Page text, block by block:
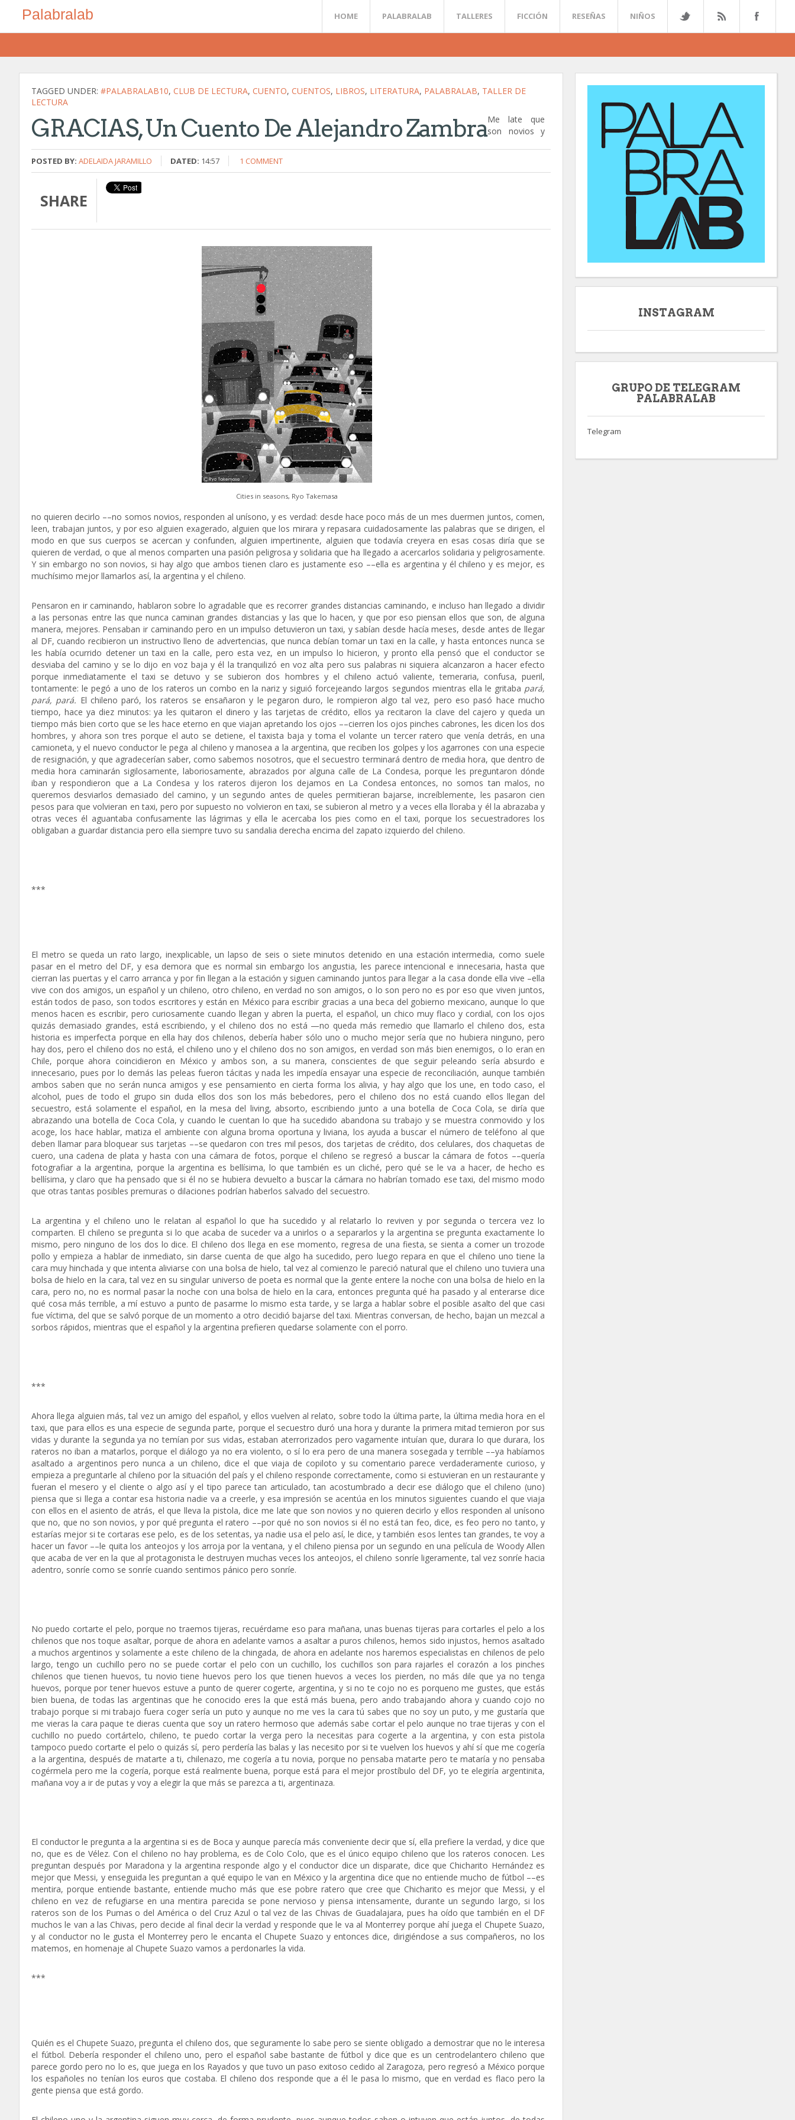
Palabralab HOME PALABRALAB TALLERES FICCIÓN RESEÑAS NIÑOS
TAGGED UNDER: #PALABRALAB10, CLUB DE LECTURA, CUENTO, CUENTOS, LIBROS, LITERATURA, PALABRALAB, TALLER DE
LECTURA
GRACIAS, Un Cuento De Alejandro Zambra
POSTED BY: ADELAIDA JARAMILLO DATED: 14:57 1 COMMENT
SHARE
Cities in seasons, Ryo Takemasa
Me late que
son novios y
no quieren decirlo ––no somos novios, responden al unísono, y es verdad: desde hace poco más de un mes duermen juntos, comen,
leen, trabajan juntos, y por eso alguien exagerado, alguien que los mirara y repasara cuidadosamente las palabras que se dirigen, el
modo en que sus cuerpos se acercan y confunden, alguien impertinente, alguien que todavía creyera en esas cosas diría que se
quieren de verdad, o que al menos comparten una pasión peligrosa y solidaria que ha llegado a acercarlos solidaria y peligrosamente.
Y sin embargo no son novios, si hay algo que ambos tienen claro es justamente eso ––ella es argentina y él chileno y es mejor, es
muchísimo mejor llamarlos así, la argentina y el chileno.
Pensaron en ir caminando, hablaron sobre lo agradable que es recorrer grandes distancias caminando, e incluso han llegado a dividir
a las personas entre las que nunca caminan grandes distancias y las que lo hacen, y que por eso piensan ellos que son, de alguna
manera, mejores. Pensaban ir caminando pero en un impulso detuvieron un taxi, y sabían desde hacía meses, desde antes de llegar
al DF, cuando recibieron un instructivo lleno de advertencias, que nunca debían tomar un taxi en la calle, y hasta entonces nunca se
les había ocurrido detener un taxi en la calle, pero esta vez, en un impulso lo hicieron, y pronto ella pensó que el conductor se
desviaba del camino y se lo dijo en voz baja y él la tranquilizó en voz alta pero sus palabras ni siquiera alcanzaron a hacer efecto
porque inmediatamente el taxi se detuvo y se subieron dos hombres y el chileno actuó valiente, temeraria, confusa, pueril,
tontamente: le pegó a uno de los rateros un combo en la nariz y siguió forcejeando largos segundos mientras ella le gritaba pará,
pará, pará. El chileno paró, los rateros se ensañaron y le pegaron duro, le rompieron algo tal vez, pero eso pasó hace mucho
tiempo, hace ya diez minutos: ya les quitaron el dinero y las tarjetas de crédito, ellos ya recitaron la clave del cajero y queda un
tiempo más bien corto que se les hace eterno en que viajan apretando los ojos ––cierren los ojos pinches cabrones, les dicen los dos
hombres, y ahora son tres porque el auto se detiene, el taxista baja y toma el volante un tercer ratero que venía detrás, en una
camioneta, y el nuevo conductor le pega al chileno y manosea a la argentina, que reciben los golpes y los agarrones con una especie
de resignación, y que agradecerían saber, como sabemos nosotros, que el secuestro terminará dentro de media hora, que dentro de
media hora caminarán sigilosamente, laboriosamente, abrazados por alguna calle de La Condesa, porque les preguntaron dónde
iban y respondieron que a La Condesa y los rateros dijeron los dejamos en La Condesa entonces, no somos tan malos, no
queremos desviarlos demasiado del camino, y un segundo antes de queles permitieran bajarse, increíblemente, les pasaron cien
pesos para que volvieran en taxi, pero por supuesto no volvieron en taxi, se subieron al metro y a veces ella lloraba y él la abrazaba y
otras veces él aguantaba confusamente las lágrimas y ella le acercaba los pies como en el taxi, porque los secuestradores los
obligaban a guardar distancia pero ella siempre tuvo su sandalia derecha encima del zapato izquierdo del chileno.
***
El metro se queda un rato largo, inexplicable, un lapso de seis o siete minutos detenido en una estación intermedia, como suele
pasar en el metro del DF, y esa demora que es normal sin embargo los angustia, les parece intencional e innecesaria, hasta que
cierran las puertas y el carro arranca y por fin llegan a la estación y siguen caminando juntos para llegar a la casa donde ella vive –ella
vive con dos amigos, un español y un chileno, otro chileno, en verdad no son amigos, o lo son pero no es por eso que viven juntos,
están todos de paso, son todos escritores y están en México para escribir gracias a una beca del gobierno mexicano, aunque lo que
menos hacen es escribir, pero curiosamente cuando llegan y abren la puerta, el español, un chico muy flaco y cordial, con los ojos
quizás demasiado grandes, está escribiendo, y el chileno dos no está —no queda más remedio que llamarlo el chileno dos, esta
historia es imperfecta porque en ella hay dos chilenos, debería haber sólo uno o mucho mejor sería que no hubiera ninguno, pero
hay dos, pero el chileno dos no está, el chileno uno y el chileno dos no son amigos, en verdad son más bien enemigos, o lo eran en
Chile, porque ahora coincidieron en México y ambos son, a su manera, conscientes de que seguir peleando sería absurdo e
innecesario, pues por lo demás las peleas fueron tácitas y nada les impedía ensayar una especie de reconciliación, aunque también
ambos saben que no serán nunca amigos y ese pensamiento en cierta forma los alivia, y hay algo que los une, en todo caso, el
alcohol, pues de todo el grupo sin duda ellos dos son los más bebedores, pero el chileno dos no está cuando ellos llegan del
secuestro, está solamente el español, en la mesa del living, absorto, escribiendo junto a una botella de Coca Cola, se diría que
abrazando una botella de Coca Cola, y cuando le cuentan lo que ha sucedido abandona su trabajo y se muestra conmovido y los
acoge, los hace hablar, matiza el ambiente con alguna broma oportuna y liviana, los ayuda a buscar el número de teléfono al que
deben llamar para bloquear sus tarjetas ––se quedaron con tres mil pesos, dos tarjetas de crédito, dos celulares, dos chaquetas de
cuero, una cadena de plata y hasta con una cámara de fotos, porque el chileno se regresó a buscar la cámara de fotos ––quería
fotografiar a la argentina, porque la argentina es bellísima, lo que también es un cliché, pero qué se le va a hacer, de hecho es
bellísima, y claro que ha pensado que si él no se hubiera devuelto a buscar la cámara no habrían tomado ese taxi, del mismo modo
que otras tantas posibles premuras o dilaciones podrían haberlos salvado del secuestro.
La argentina y el chileno uno le relatan al español lo que ha sucedido y al relatarlo lo reviven y por segunda o tercera vez lo
comparten. El chileno se pregunta si lo que acaba de suceder va a unirlos o a separarlos y la argentina se pregunta exactamente lo
mismo, pero ninguno de los dos lo dice. El chileno dos llega en ese momento, regresa de una fiesta, se sienta a comer un trozode
pollo y empieza a hablar de inmediato, sin darse cuenta de que algo ha sucedido, pero luego repara en que el chileno uno tiene la
cara muy hinchada y que intenta aliviarse con una bolsa de hielo, tal vez al comienzo le pareció natural que el chileno uno tuviera una
bolsa de hielo en la cara, tal vez en su singular universo de poeta es normal que la gente entere la noche con una bolsa de hielo en la
cara, pero no, no es normal pasar la noche con una bolsa de hielo en la cara, entonces pregunta qué ha pasado y al enterarse dice
qué cosa más terrible, a mí estuvo a punto de pasarme lo mismo esta tarde, y se larga a hablar sobre el posible asalto del que casi
fue víctima, del que se salvó porque de un momento a otro decidió bajarse del taxi. Mientras conversan, de hecho, bajan un mezcal a
sorbos rápidos, mientras que el español y la argentina prefieren quedarse solamente con el porro.
***
Ahora llega alguien más, tal vez un amigo del español, y ellos vuelven al relato, sobre todo la última parte, la última media hora en el
taxi, que para ellos es una especie de segunda parte, porque el secuestro duró una hora y durante la primera mitad temieron por sus
vidas y durante la segunda ya no temían por sus vidas, estaban aterrorizados pero vagamente intuían que, durara lo que durara, los
rateros no iban a matarlos, porque el diálogo ya no era violento, o sí lo era pero de una manera sosegada y terrible ––ya habíamos
asaltado a argentinos pero nunca a un chileno, dice el que viaja de copiloto y su comentario parece verdaderamente curioso, y
empieza a preguntarle al chileno por la situación del país y el chileno responde correctamente, como si estuvieran en un restaurante y
fueran el mesero y el cliente o algo así y el tipo parece tan articulado, tan acostumbrado a decir ese diálogo que el chileno (uno)
piensa que si llega a contar esa historia nadie va a creerle, y esa impresión se acentúa en los minutos siguientes cuando el que viaja
con ellos en el asiento de atrás, el que lleva la pistola, dice me late que son novios y no quieren decirlo y ellos responden al unísono
que no, que no son novios, y por qué pregunta el ratero ––por qué no son novios si él no está tan feo, dice, es feo pero no tanto, y
estarías mejor si te cortaras ese pelo, es de los setentas, ya nadie usa el pelo así, le dice, y también esos lentes tan grandes, te voy a
hacer un favor ––le quita los anteojos y los arroja por la ventana, y el chileno piensa por un segundo en una película de Woody Allen
que acaba de ver en la que al protagonista le destruyen muchas veces los anteojos, el chileno sonríe ligeramente, tal vez sonríe hacia
adentro, sonríe como se sonríe cuando sentimos pánico pero sonríe.
No puedo cortarte el pelo, porque no traemos tijeras, recuérdame eso para mañana, unas buenas tijeras para cortarles el pelo a los
chilenos que nos toque asaltar, porque de ahora en adelante vamos a asaltar a puros chilenos, hemos sido injustos, hemos asaltado
a muchos argentinos y solamente a este chileno de la chingada, de ahora en adelante nos haremos especialistas en chilenos de pelo
largo, tengo un cuchillo pero no se puede cortar el pelo con un cuchillo, los cuchillos son para rajarles el corazón a los pinches
chilenos que tienen huevos, tu novio tiene huevos pero los que tienen huevos a veces los pierden, no más dile que ya no tenga
huevos, porque por tener huevos estuve a punto de querer cogerte, argentina, y si no te cojo no es porqueno me gustes, que estás
bien buena, de todas las argentinas que he conocido eres la que está más buena, pero ando trabajando ahora y cuando cojo no
trabajo porque si mi trabajo fuera coger sería un puto y aunque no me ves la cara tú sabes que no soy un puto, y me gustaría que
me vieras la cara paque te dieras cuenta que soy un ratero hermoso que además sabe cortar el pelo aunque no trae tijeras y con el
cuchillo no puedo cortártelo, chileno, te puedo cortar la verga pero la necesitas para cogerte a la argentina, y con esta pistola
tampoco puedo cortarte el pelo o quizás sí, pero perdería las balas y las necesito por si te vuelven los huevos y ahí sí que me cogería
a la argentina, después de matarte a ti, chilenazo, me cogería a tu novia, porque no pensaba matarte pero te mataría y no pensaba
cogérmela pero me la cogería, porque está realmente buena, porque está para el mejor prostíbulo del DF, yo te elegiría argentinita,
mañana voy a ir de putas y voy a elegir la que más se parezca a ti, argentinaza.
El conductor le pregunta a la argentina si es de Boca y aunque parecía más conveniente decir que sí, ella prefiere la verdad, y dice que
no, que es de Vélez. Con el chileno no hay problema, es de Colo Colo, que es el único equipo chileno que los rateros conocen. Les
preguntan después por Maradona y la argentina responde algo y el conductor dice un disparate, dice que Chicharito Hernández es
mejor que Messi, y enseguida les preguntan a qué equipo le van en México y la argentina dice que no entiende mucho de fútbol ––es
mentira, porque entiende bastante, entiende mucho más que ese pobre ratero que cree que Chicharito es mejor que Messi, y el
chileno en vez de refugiarse en una mentira parecida se pone nervioso y piensa intensamente, durante un segundo largo, si los
rateros son de los Pumas o del América o del Cruz Azul o tal vez de las Chivas de Guadalajara, pues ha oído que también en el DF
muchos le van a las Chivas, pero decide al final decir la verdad y responde que le va al Monterrey porque ahí juega el Chupete Suazo,
y al conductor no le gusta el Monterrey pero le encanta el Chupete Suazo y entonces dice, dirigiéndose a sus compañeros, no los
matemos, en homenaje al Chupete Suazo vamos a perdonarles la vida.
***
Quién es el Chupete Suazo, pregunta el chileno dos, que seguramente lo sabe pero se siente obligado a demostrar que no le interesa
el fútbol. Debería responder el chileno uno, pero el español sabe bastante de fútbol y dice que es un centrodelantero chileno que
parece gordo pero no lo es, que juega en los Rayados y que tuvo un paso exitoso cedido al Zaragoza, pero regresó a México porque
los españoles no tenían los euros que costaba. El chileno dos responde que a él le pasa lo mismo, que en verdad es flaco pero la
gente piensa que está gordo.
INSTAGRAM
GRUPO DE TELEGRAM
PALABRALAB
Telegram